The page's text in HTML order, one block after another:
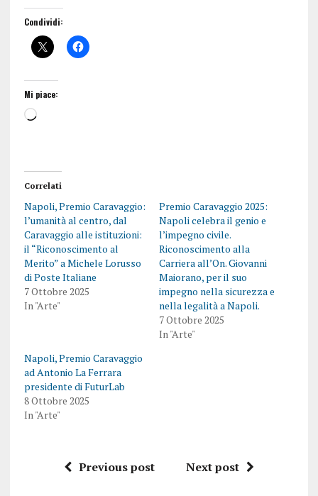
Condividi:
Mi piace:
Correlati
Napoli, Premio Caravaggio:
l’umanità al centro, dal
Caravaggio alle istituzioni:
il “Riconoscimento al
Merito” a Michele Lorusso
di Poste Italiane
7 Ottobre 2025
In "Arte"
Premio Caravaggio 2025:
Napoli celebra il genio e
l’impegno civile.
Riconoscimento alla
Carriera all’On. Giovanni
Maiorano, per il suo
impegno nella sicurezza e
nella legalità a Napoli.
7 Ottobre 2025
In "Arte"
Napoli, Premio Caravaggio
ad Antonio La Ferrara
presidente di FuturLab
8 Ottobre 2025
In "Arte"
Previous post Next post